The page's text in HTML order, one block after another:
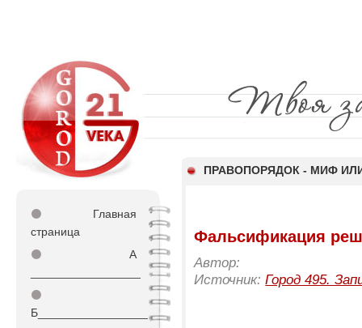
ПРАВОПОРЯДОК - МИФ
⚫
Главная
страница
⚫
А
⚫
Б_________________
Фальсификация
Автор:
Источник:Город 495.